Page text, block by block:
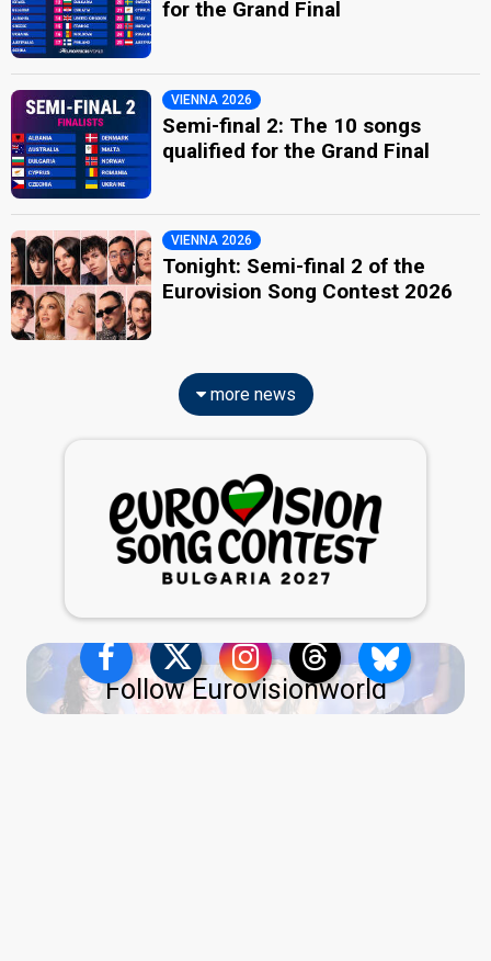
for the Grand Final
VIENNA 2026
Semi-final 2: The 10 songs
qualified for the Grand Final
VIENNA 2026
Tonight: Semi-final 2 of the
Eurovision Song Contest 2026
more news
Follow Eurovisionworld